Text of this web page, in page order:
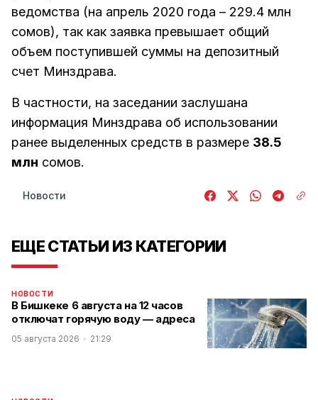
ведомства (на апрель 2020 года – 229.4 млн
сомов), так как заявка превышает общий
объем поступившей суммы на депозитный
счет Минздрава.
В частности, на заседании заслушана
информация Минздрава об использовании
ранее выделенных средств в размере 38.5
млн сомов.
Новости
ЕЩЕ СТАТЬИ ИЗ КАТЕГОРИИ
НОВОСТИ
В Бишкеке 6 августа на 12 часов
отключат горячую воду — адреса
05 августа 2026 21:29